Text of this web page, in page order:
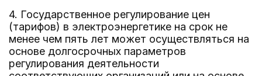
4. Государственное регулирование цен
(тарифов) в электроэнергетике на срок не
менее чем пять лет может осуществляться на
основе долгосрочных параметров
регулирования деятельности